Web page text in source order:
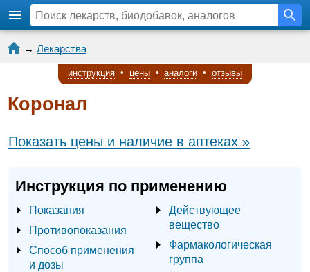
→ Лекарства
инструкция • цены • аналоги • отзывы
Коронал
Показать цены и наличие в аптеках »
Инструкция по применению
Показания
Противопоказания
Способ применения
и дозы
Действующее
вещество
Фармакологическая
группа